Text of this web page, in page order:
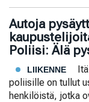
Autoja
Poliisi: Älä
LIIKENNE
poliisille on tullut
henkilöistä, jotka